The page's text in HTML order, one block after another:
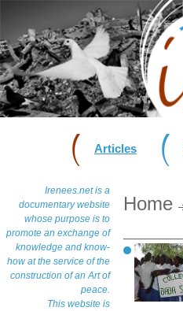
Articles
Irenees.net is a
documentary website
whose purpose is to
promote an exchange of
knowledge and know-
how at the service of the
construction of an Art of
peace.
This website is
Home